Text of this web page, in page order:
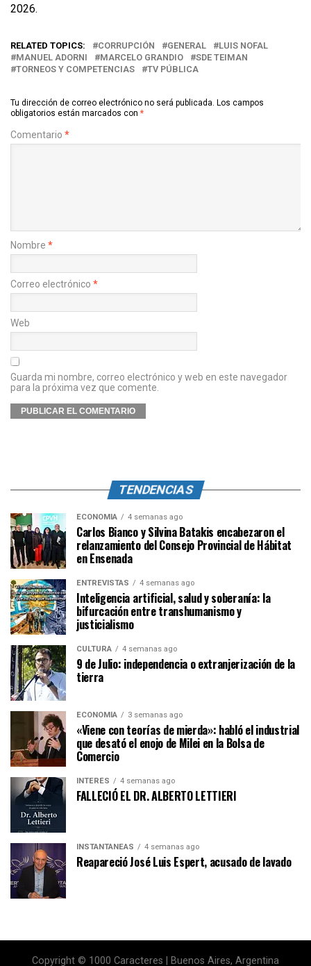
2026.
RELATED TOPICS: CORRUPCIÓN GENERAL
LUIS NOFAL
MANUEL ADORNI
MARCELO GRANDIO
SDE TEIMAN
TORNEOS Y COMPETENCIAS
TV PÚBLICA
Tu dirección de correo electrónico no será publicada. Los campos
obligatorios están marcados con *
Comentario *
Nombre *
Correo electrónico *
Web
Guarda mi nombre, correo electrónico y web en este navegador
para la próxima vez que comente.
TENDENCIAS
ECONOMÍA 4 semanas ago
Carlos Bianco y Silvina Batakis encabezaron el
relanzamiento del Consejo Provincial de Hábitat
en Ensenada
ENTREVISTAS 4 semanas ago
Inteligencia artificial, salud y soberanía: la
bifurcación entre transhumanismo y
justicialismo
CULTURA 4 semanas ago
9 de Julio: independencia o extranjerización de la
tierra
ECONOMÍA 3 semanas ago
«Viene con teorías de mierda»: habló el industrial
que desató el enojo de Milei en la Bolsa de
Comercio
INTERÉS 4 semanas ago
FALLECIÓ EL DR. ALBERTO LETTIERI
INSTANTÁNEAS 4 semanas ago
Reapareció José Luis Espert, acusado de lavado
Copyright © 1000 Caracteres | Buenos Aires, Argentina